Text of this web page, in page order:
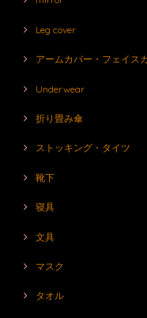
Leg cover
アームカバー・フェイス
Underwear
折り畳み傘
ストッキング・タイツ
靴下
寝具
文具
マスク
タオル